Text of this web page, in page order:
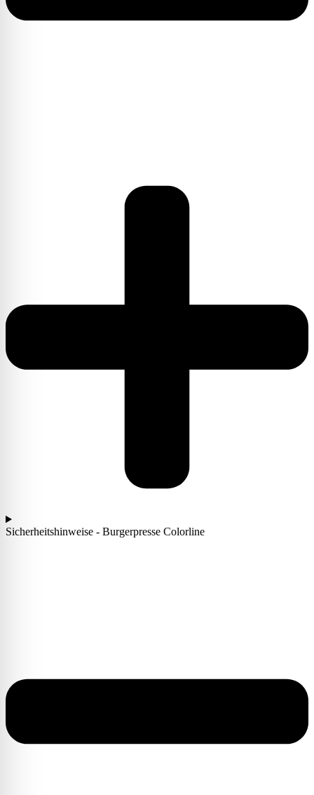
Sicherheitshinweise - Burgerpresse Colorline